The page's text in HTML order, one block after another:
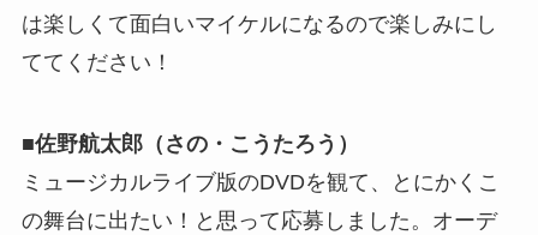
は楽しくて面白いマイケルになるので楽しみにし
ててください！
■佐野航太郎（さの・こうたろう）
ミュージカルライブ版のDVDを観て、とにかくこ
の舞台に出たい！と思って応募しました。オーデ